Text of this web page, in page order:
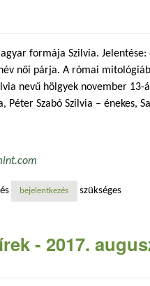
formája Szilvia. Jelentése:
női párja. A római
nevű hölgyek november 13-
Szabó Szilvia – énekes,
- 2017. szeptember tartalommal
és bejelentkezés szükséges
- 2017.